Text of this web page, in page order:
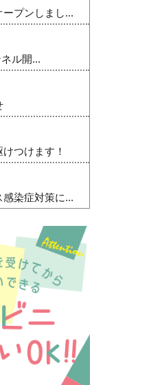
プンしまし...
ル開...
つけます！
染症対策に...